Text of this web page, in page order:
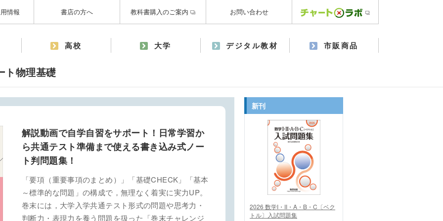
情報 書店の方へ 教科書購入のご案内 お問い合わせ
高校 大学 デジタル教材 市販商品
物理基礎
解説動画で自学自習をサポート！日常学習か
ら共通テスト準備まで使える書き込み式ノー
ト判問題集！
「要項（重要事項のまとめ）」「基礎CHECK」「基本
～標準的な問題」の構成で，無理なく着実に実力UP。
巻末には，大学入学共通テスト形式の問題や思考力・
判断力・表現力を養う問題を扱った「巻末チャレンジ
新刊
2026 数学I・II・A・B・C〔ベク
トル〕入試問題集